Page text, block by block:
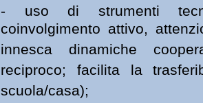
- uso di strumenti
coinvolgimento attivo,
innesca dinamiche
reciproco; facilita la
scuola/casa);